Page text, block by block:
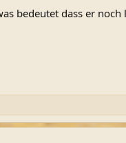
bedeutet dass er